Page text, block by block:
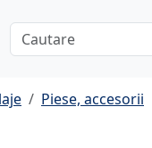
Piese, accesorii